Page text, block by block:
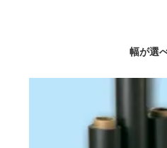
幅が選